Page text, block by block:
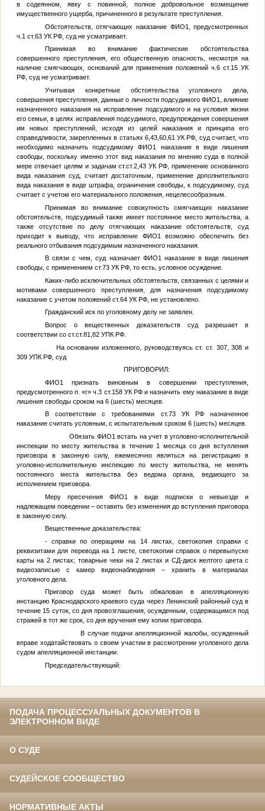
в содеянном, явку с повинной, полное добровольное возмещение
имущественного ущерба, причиненного в результате преступления.
Обстоятельств, отягчающих наказание ФИО1
, предусмотренных
ч.1 ст.63 УК РФ, суд не усматривает.
Принимая во внимание фактические обстоятельства
совершенного преступления, его общественную опасность, несмотря на
наличие смягчающих, оснований для применения положений ч.6 ст.15 УК
РФ, суд не усматривает.
Учитывая конкретные обстоятельства уголовного дела,
совершения преступления, данные о личности подсудимого ФИО1
, влияние
назначенного наказания на исправление подсудимого и на условия жизни
его семьи, в целях исправления подсудимого, предупреждения совершения
им новых преступлений, исходя из целей наказания и принципа его
справедливости, закрепленных в статьях 6,43,60,61 УК РФ, суд считает, что
необходимо назначить подсудимомуФИО1
наказание в виде лишения
свободы, поскольку именно этот вид наказания по мнению суда в полной
мере отвечает целям и задачам ст.ст.2,43 УК РФ, применение основанного
вида наказания суд, считает достаточным, применение дополнительного
вида наказания в виде штрафа, ограничения свободы, к подсудимому, суд
считает с учетом его материального положения, нецелесообразным.
Принимая во внимание совокупность смягчающих наказание
обстоятельств, подсудимый также имеет постоянное место жительства, а
также отсутствие по делу отягчающих наказание обстоятельств, суд
приходит к выводу, что исправление ФИО1
возможно обеспечить без
реального отбывания подсудимым назначенного наказания.
В связи с чем, суд назначает ФИО1
наказание в виде лишения
свободы, с применением ст.73 УК РФ, то есть, условное осуждение.
Каких-либо исключительных обстоятельств, связанных с целями и
мотивами совершенного преступления, для назначения подсудимому
наказание с учетом положений ст.64 УК РФ, не установлено.
Гражданский иск по уголовному делу не заявлен.
Вопрос о вещественных доказательств суд разрешает в
соответствии со ст.ст.81,82 УПК РФ.
На основании изложенного, руководствуясь ст. ст. 307, 308 и
309 УПК РФ, суд
ПРИГОВОРИЛ:
ФИО1
признать виновным в совершении преступления,
предусмотренного п. «г» ч.3 ст.158 УК РФ и назначить ему наказание в виде
лишения свободы сроком на 6 (шесть) месяцев.
В соответствии с требованиями ст.73 УК РФ назначенное
наказание считать условным, с испытательным сроком 6 (шесть) месяцев.
Обязать ФИО1 встать на учет в уголовно-исполнительной
инспекции по месту жительства в течение 1 месяца со дня вступления
приговора в законную силу, ежемесячно являться на регистрацию в
уголовно-исполнительную инспекцию по месту жительства, не менять
постоянного места жительства без ведома органа, ведающего за
исполнением приговора.
Меру пресечения ФИО1
в виде подписки о невыезде и
надлежащем поведении – оставить без изменения до вступления приговора
в законную силу.
Вещественные доказательства:
- справки по операциям на 14 листах, светокопия справки с
реквизитами для перевода на 1 листе, светокопии справок о перевыпуске
карты на 2 листах; товарные чеки на 2 листах и СД-диск желтого цвета с
видеозаписью с камер видеонаблюдения – хранить в материалах
уголовного дела.
Приговор суда может быть обжалован в апелляционную
инстанцию Краснодарского краевого суда через Ленинский районный суд в
течение 15 суток, со дня провозглашения, осужденным, содержащимся под
стражей в тот же срок, со дня вручения ему копии приговора.
В случае подачи апелляционной жалобы, осужденный
вправе ходатайствовать о своем участии в рассмотрении уголовного дела
судом апелляционной инстанции.
Председательствующий:
ПОДАЧА ПРОЦЕССУАЛЬНЫХ ДОКУМЕНТОВ В
ЭЛЕКТРОННОМ ВИДЕ
О СУДЕ
СУДЕЙСКОЕ СООБЩЕСТВО
НОРМАТИВНЫЕ АКТЫ